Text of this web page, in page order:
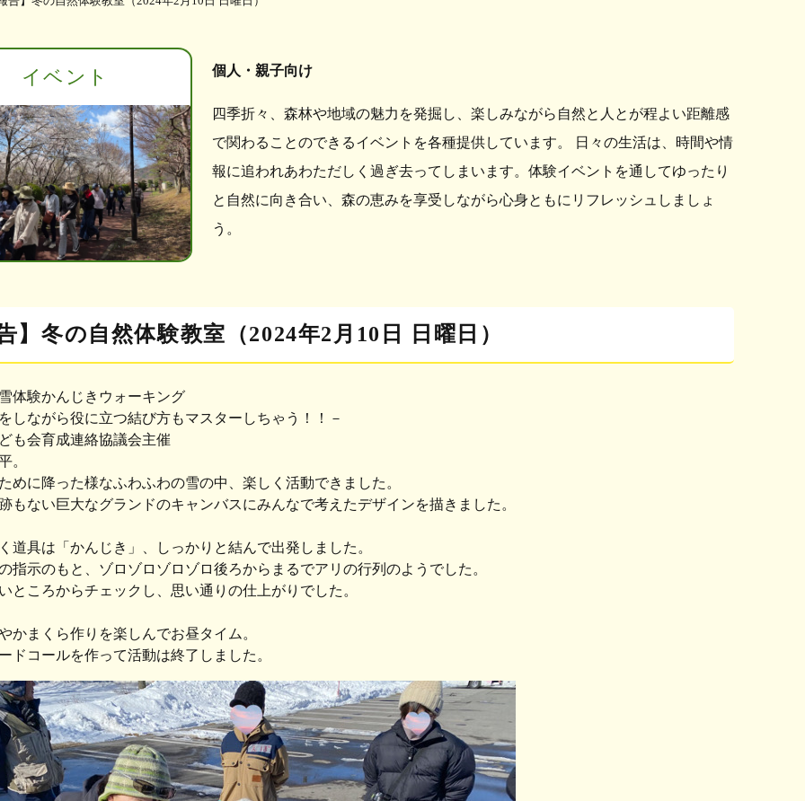
イベント 個人・親子向け
四季折々、森林や地域の魅力を発掘し、楽しみながら自然と人とが程よい距離感
で関わることのできるイベントを各種提供しています。 日々の生活は、時間や情
報に追われあわただしく過ぎ去ってしまいます。体験イベントを通してゆったり
と自然に向き合い、森の恵みを享受しながら心身ともにリフレッシュしましょ
う。
】冬の自然体験教室（2024年2月10日 日曜日）
体験かんじきウォーキング
しながら役に立つ結び方もマスターしちゃう！！－
も会育成連絡協議会主催
。
めに降った様なふわふわの雪の中、楽しく活動できました。
もない巨大なグランドのキャンバスにみんなで考えたデザインを描きました。
道具は「かんじき」、しっかりと結んで出発しました。
指示のもと、ゾロゾロゾロゾロ後ろからまるでアリの行列のようでした。
ところからチェックし、思い通りの仕上がりでした。
かまくら作りを楽しんでお昼タイム。
ドコールを作って活動は終了しました。